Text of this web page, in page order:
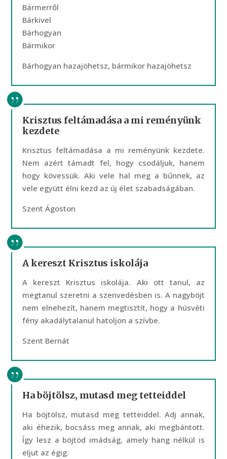
Bármerről
Bárkivel
Bárhogyan
Bármikor
Bárhogyan hazajöhetsz, bármikor hazajöhetsz
Krisztus feltámadása a mi reményünk
kezdete
Krisztus feltámadása a mi reményünk kezdete.
Nem azért támadt fel, hogy csodáljuk, hanem
hogy kövessük. Aki vele hal meg a bűnnek, az
vele együtt élni kezd az új élet szabadságában.
Szent Ágoston
A kereszt Krisztus iskolája
A kereszt Krisztus iskolája. Aki ott tanul, az
megtanul szeretni a szenvedésben is. A nagyböjt
nem elnehezít, hanem megtisztít, hogy a húsvéti
fény akadálytalanul hatoljon a szívbe.
Szent Bernát
Ha böjtölsz, mutasd meg tetteiddel
Ha böjtölsz, mutasd meg tetteiddel. Adj annak,
aki éhezik, bocsáss meg annak, aki megbántott.
Így lesz a böjtöd imádság, amely hang nélkül is
eljut az égig.